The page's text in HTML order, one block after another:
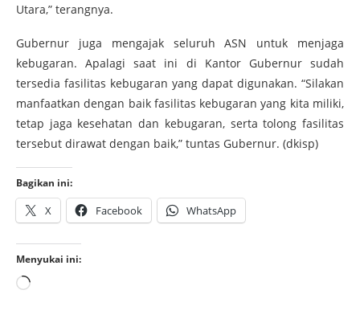
Utara,” terangnya.
Gubernur juga mengajak seluruh ASN untuk menjaga
kebugaran. Apalagi saat ini di Kantor Gubernur sudah
tersedia fasilitas kebugaran yang dapat digunakan. “Silakan
manfaatkan dengan baik fasilitas kebugaran yang kita miliki,
tetap jaga kesehatan dan kebugaran, serta tolong fasilitas
tersebut dirawat dengan baik,” tuntas Gubernur. (dkisp)
Bagikan ini:
X Facebook WhatsApp
Menyukai ini: